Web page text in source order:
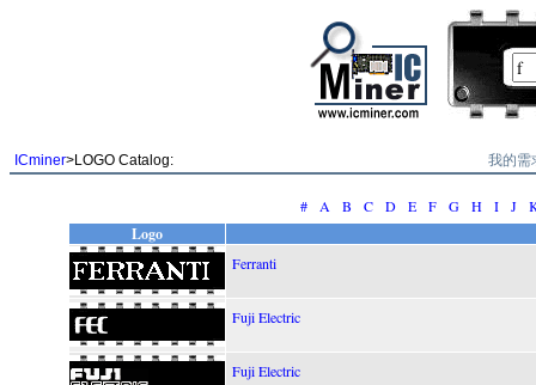
ICminer>LOGO Catalog: 我的需
# A B C D E F G H I J
Logo
Ferranti
Fuji Electric
Fuji Electric